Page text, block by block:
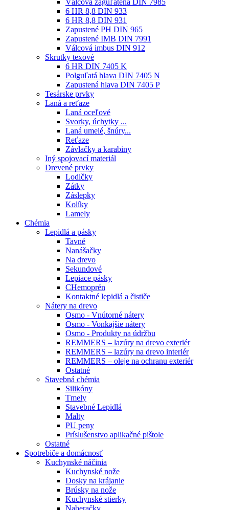
Válcová zaguľatená DIN 7985
6 HR 8,8 DIN 933
6 HR 8,8 DIN 931
Zapustené PH DIN 965
Zapustené IMB DIN 7991
Válcová imbus DIN 912
Skrutky texové
6 HR DIN 7405 K
Polguľatá hlava DIN 7405 N
Zapustená hlava DIN 7405 P
Tesárske prvky
Laná a reťaze
Laná oceľové
Svorky, úchytky ...
Laná umelé, šnúry...
Reťaze
Závlačky a karabiny
Iný spojovací materiál
Drevené prvky
Lodičky
Zátky
Záslepky
Kolíky
Lamely
Chémia
Lepidlá a pásky
Tavné
Nanášačky
Na drevo
Sekundové
Lepiace pásky
CHemoprén
Kontaktné lepidlá a čističe
Nátery na drevo
Osmo - Vnútorné nátery
Osmo - Vonkajšie nátery
Osmo - Produkty na údržbu
REMMERS – lazúry na drevo exteriér
REMMERS – lazúry na drevo interiér
REMMERS – oleje na ochranu exteriér
Ostatné
Stavebná chémia
Silikóny
Tmely
Stavebné Lepidlá
Malty
PU peny
Príslušenstvo aplikačné pištole
Ostatné
Spotrebiče a domácnosť
Kuchynské náčinia
Kuchynské nože
Dosky na krájanie
Brúsky na nože
Kuchynské stierky
Naberačky